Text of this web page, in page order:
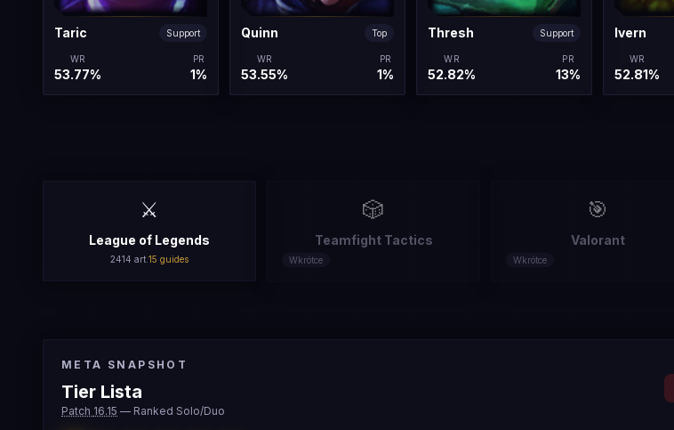
Taric Support
WR
53.77%
PR
1%
Quinn Top
WR
53.55%
PR
1%
Thresh Support
WR
52.82%
PR
13%
Ivern
WR
52.81%
⚔️
League of Legends
2414 art. 15 guides
🎲
Teamfight Tactics
Wkrótce
🎯
Valorant
Wkrótce
META SNAPSHOT
Tier Lista
Patch 16.15 — Ranked Solo/Duo